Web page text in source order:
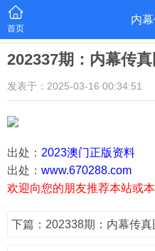
首页
内
202337期：内幕传真
发表于：2025-03-16 00:34:51
出处： 2023澳门正版资料
出处： www.670288.com
欢迎向您的朋友推荐本站或
下篇：202338期：内幕传真